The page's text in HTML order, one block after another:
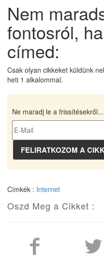
Nem
fontosról,
címed:
Csak olyan cikkeket küldünk
heti 1 alkalommal.
Ne maradj le a
Címkék : Internet
Oszd Meg a Cikket :